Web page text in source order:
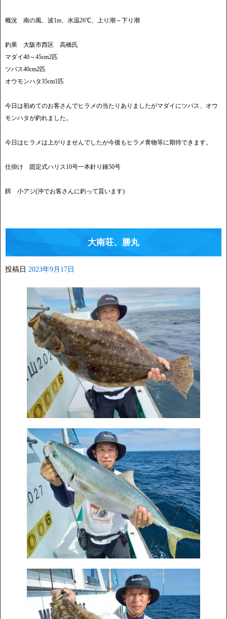
概況 南の風、波1m、水温26℃、上り潮～下り潮
釣果 大阪市西区 高橋氏
マダイ40～45cm2匹
ツバス40cm2匹
オウモンハタ35cm1匹
今日は初めてのお客さんでヒラメの当たりありましたがマダイにツバス、オウ
モンハタが釣れました。
今日はヒラメは上がりませんでしたが今後もヒラメ青物等に期待できます。
仕掛け 固定式ハリス10号一本針り錘50号
餌 小アジ(沖でお客さんに釣って貰います)
大南荘、勝丸
投稿日 2023年9月17日